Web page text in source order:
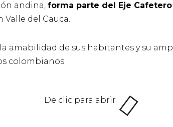
andina, forma parte del Eje Cafetero
Valle del Cauca.
la amabilidad de sus habitantes y su
colombianos.
De clic para abrir